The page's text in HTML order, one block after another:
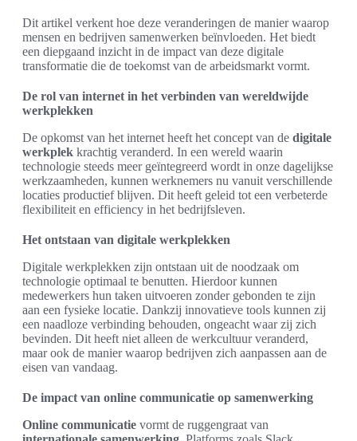
Dit artikel verkent hoe deze veranderingen de manier waarop
mensen en bedrijven samenwerken beïnvloeden. Het biedt
een diepgaand inzicht in de impact van deze digitale
transformatie die de toekomst van de arbeidsmarkt vormt.
De rol van internet in het verbinden van wereldwijde
werkplekken
De opkomst van het internet heeft het concept van de digitale
werkplek krachtig veranderd. In een wereld waarin
technologie steeds meer geïntegreerd wordt in onze dagelijkse
werkzaamheden, kunnen werknemers nu vanuit verschillende
locaties productief blijven. Dit heeft geleid tot een verbeterde
flexibiliteit en efficiency in het bedrijfsleven.
Het ontstaan van digitale werkplekken
Digitale werkplekken zijn ontstaan uit de noodzaak om
technologie optimaal te benutten. Hierdoor kunnen
medewerkers hun taken uitvoeren zonder gebonden te zijn
aan een fysieke locatie. Dankzij innovatieve tools kunnen zij
een naadloze verbinding behouden, ongeacht waar zij zich
bevinden. Dit heeft niet alleen de werkcultuur veranderd,
maar ook de manier waarop bedrijven zich aanpassen aan de
eisen van vandaag.
De impact van online communicatie op samenwerking
Online communicatie vormt de ruggengraat van